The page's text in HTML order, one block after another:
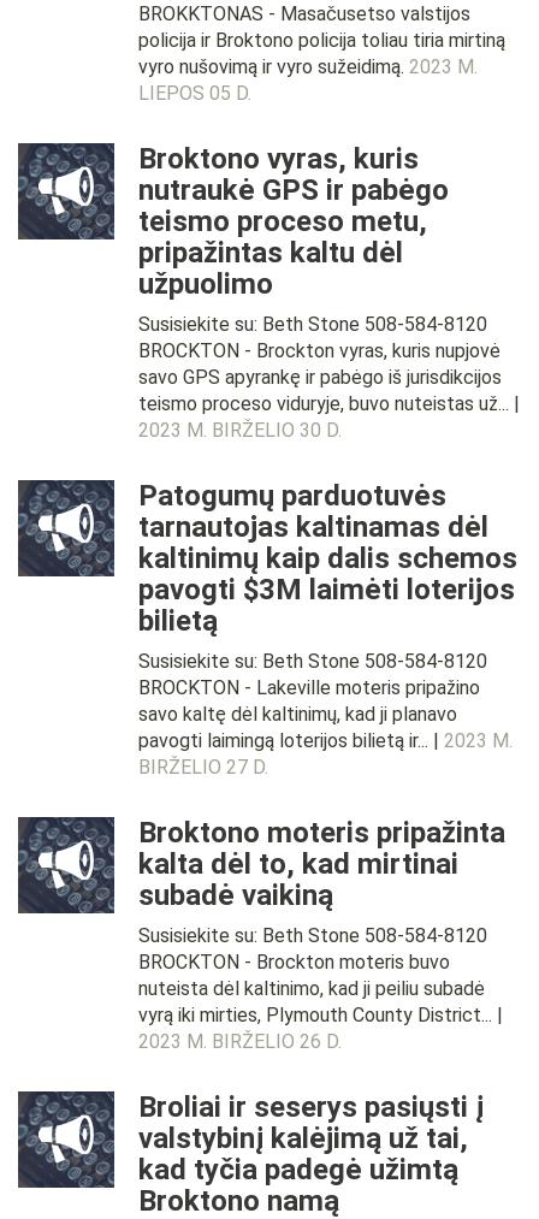
BROKKTONAS - Masačusetso valstijos
policija ir Broktono policija toliau tiria mirtiną
vyro nušovimą ir vyro sužeidimą. 2023 M.
LIEPOS 05 D.
Broktono vyras, kuris
nutraukė GPS ir pabėgo
teismo proceso metu,
pripažintas kaltu dėl
užpuolimo
Susisiekite su: Beth Stone 508-584-8120
BROCKTON - Brockton vyras, kuris nupjovė
savo GPS apyrankę ir pabėgo iš jurisdikcijos
teismo proceso viduryje, buvo nuteistas už... |
2023 M. BIRŽELIO 30 D.
Patogumų parduotuvės
tarnautojas kaltinamas dėl
kaltinimų kaip dalis schemos
pavogti $3M laimėti loterijos
bilietą
Susisiekite su: Beth Stone 508-584-8120
BROCKTON - Lakeville moteris pripažino
savo kaltę dėl kaltinimų, kad ji planavo
pavogti laimingą loterijos bilietą ir... | 2023 M.
BIRŽELIO 27 D.
Broktono moteris pripažinta
kalta dėl to, kad mirtinai
subadė vaikiną
Susisiekite su: Beth Stone 508-584-8120
BROCKTON - Brockton moteris buvo
nuteista dėl kaltinimo, kad ji peiliu subadė
vyrą iki mirties, Plymouth County District... |
2023 M. BIRŽELIO 26 D.
Broliai ir seserys pasiųsti į
valstybinį kalėjimą už tai,
kad tyčia padegė užimtą
Broktono namą